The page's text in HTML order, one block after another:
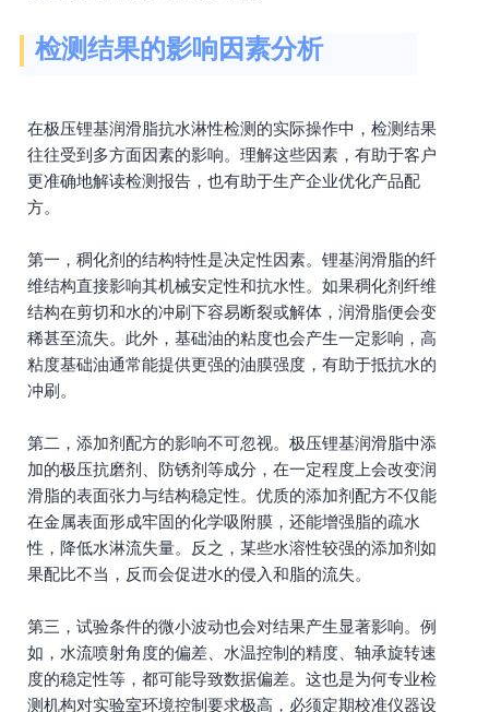
检测结果的影响因素分析
在极压锂基润滑脂抗水淋性检测的实际操作中，检测结果
往往受到多方面因素的影响。理解这些因素，有助于客户
更准确地解读检测报告，也有助于生产企业优化产品配
方。
第一，稠化剂的结构特性是决定性因素。锂基润滑脂的纤
维结构直接影响其机械安定性和抗水性。如果稠化剂纤维
结构在剪切和水的冲刷下容易断裂或解体，润滑脂便会变
稀甚至流失。此外，基础油的粘度也会产生一定影响，高
粘度基础油通常能提供更强的油膜强度，有助于抵抗水的
冲刷。
第二，添加剂配方的影响不可忽视。极压锂基润滑脂中添
加的极压抗磨剂、防锈剂等成分，在一定程度上会改变润
滑脂的表面张力与结构稳定性。优质的添加剂配方不仅能
在金属表面形成牢固的化学吸附膜，还能增强脂的疏水
性，降低水淋流失量。反之，某些水溶性较强的添加剂如
果配比不当，反而会促进水的侵入和脂的流失。
第三，试验条件的微小波动也会对结果产生显著影响。例
如，水流喷射角度的偏差、水温控制的精度、轴承旋转速
度的稳定性等，都可能导致数据偏差。这也是为何专业检
测机构对实验室环境控制要求极高，必须定期校准仪器设